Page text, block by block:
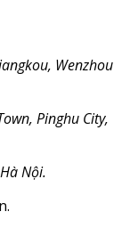
Wenzhou
Pinghu City,
Nội.